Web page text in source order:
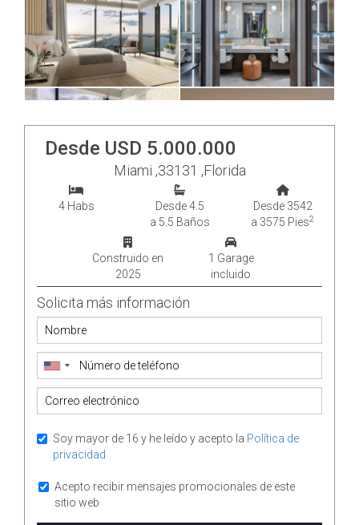
Desde USD 5.000.000
Miami ,33131 ,Florida
4 Habs
Desde 4.5
a 5.5 Baños
Desde 3542
a 3575 Pies2
Construido en
2025
1 Garage
incluido
Solicita más información
Soy mayor de 16 y he leído y acepto la Política de
privacidad
Acepto recibir mensajes promocionales de este
sitio web